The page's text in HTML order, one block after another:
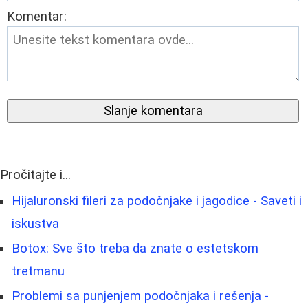
Komentar:
Slanje komentara
Pročitajte i...
Hijaluronski fileri za podočnjake i jagodice - Saveti i
iskustva
Botox: Sve što treba da znate o estetskom
tretmanu
Problemi sa punjenjem podočnjaka i rešenja -